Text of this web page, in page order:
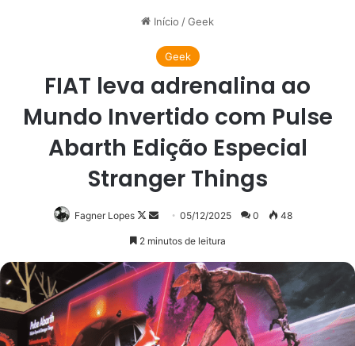
Início /Geek
Geek
FIAT leva adrenalina ao
Mundo Invertido com Pulse
Abarth Edição Especial
Stranger Things
Fagner Lopes
Follow
Mande
mail
05/12/2025 0 48
2 minutos de leitura